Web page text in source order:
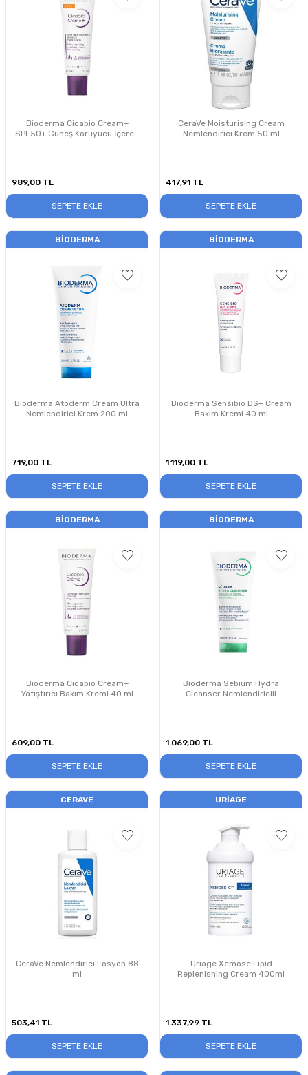
Bioderma Cicabio Cream+
SPF50+ Güneş Koruyucu İçeren
989,00 TL
SEPETE EKLE
CeraVe Moisturising Cream
Nemlendirici Krem 50 ml
417,91 TL
SEPETE EKLE
BIODERMA
Bioderma Atoderm Cream Ultra
Nemlendirici Krem 200 ml
719,00 TL
SEPETE EKLE
BIODERMA
Bioderma Sensibio DS+ Cream
Bakım Kremi 40 ml
1.119,00 TL
SEPETE EKLE
BIODERMA
Bioderma Cicabio Cream+
Yatıştırıcı Bakım Kremi 40 ml
609,00 TL
SEPETE EKLE
BIODERMA
Bioderma Sebium Hydra
Cleanser Nemlendiricili
1.069,00 TL
SEPETE EKLE
CERAVE
CeraVe Nemlendirici Losyon 88
ml
503,41 TL
SEPETE EKLE
URIAGE
Uriage Xemose Lipid
Replenishing Cream 400ml
1.337,99 TL
SEPETE EKLE